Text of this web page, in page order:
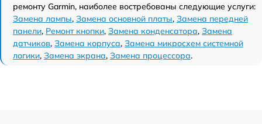
ремонту Garmin, наиболее востребованы следующие услуги:
Замена лампы, Замена основной платы, Замена передней
панели, Ремонт кнопки, Замена конденсатора, Замена
датчиков, Замена корпуса, Замена микросхем системной
логики, Замена экрана, Замена процессора.